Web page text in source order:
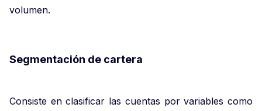
volumen.
Segmentación de cartera
Consiste en clasificar las cuentas por variables como